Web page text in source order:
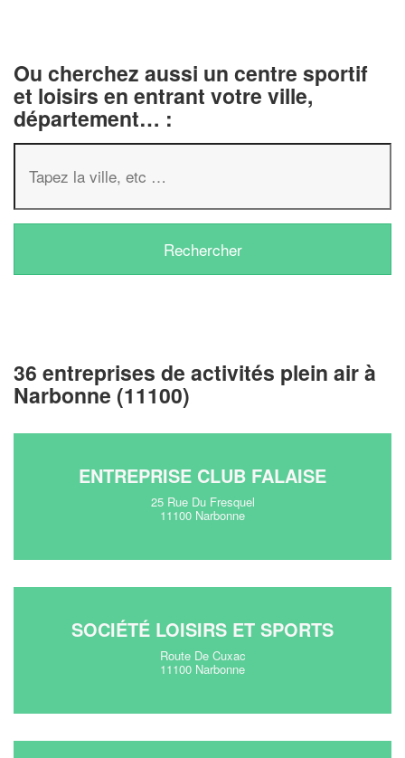
Ou cherchez aussi un centre sportif
et loisirs en entrant votre ville,
département… :
36 entreprises de activités plein air à
Narbonne (11100)
ENTREPRISE CLUB FALAISE
25 Rue Du Fresquel
11100 Narbonne
SOCIÉTÉ LOISIRS ET SPORTS
Route De Cuxac
11100 Narbonne